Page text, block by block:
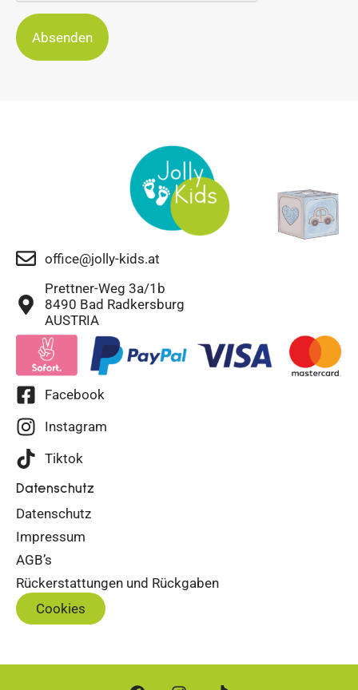
Absenden
office@jolly-kids.at
Prettner-Weg 3a/1b
8490 Bad Radkersburg
AUSTRIA
Facebook
Instagram
Tiktok
Datenschutz
Datenschutz
Impressum
AGB’s
Rückerstattungen und Rückgaben
Cookies